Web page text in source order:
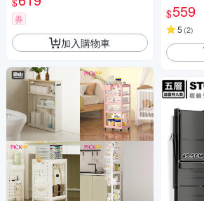
券
加入購物車
$559
5 (2)